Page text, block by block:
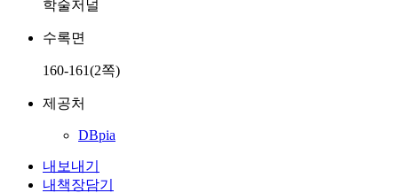
학술저널
수록면
160-161(2쪽)
제공처
DBpia
내보내기
내책장담기